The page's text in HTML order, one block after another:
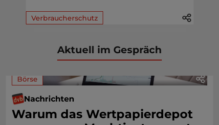
Verbraucherschutz
Aktuell im Gespräch
Börse
Nachrichten
Warum das Wertpapierdepot